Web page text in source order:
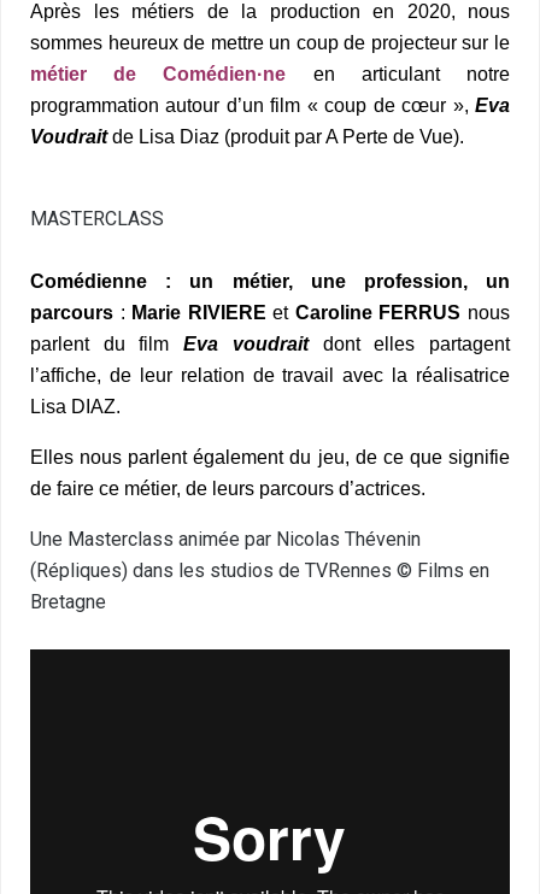
Après les métiers de la production en 2020, nous
sommes heureux de mettre un coup de projecteur sur le
métier de Comédien·ne en articulant notre
programmation autour d’un film « coup de cœur », Eva
Voudrait de Lisa Diaz (produit par A Perte de Vue).
MASTERCLASS
Comédienne : un métier, une profession, un
parcours : Marie RIVIERE et Caroline FERRUS nous
parlent du filmEva voudrait
dont elles partagent
l’affiche, de leur relation de travail avec la réalisatrice
Lisa DIAZ.
Elles nous parlent également du jeu, de ce que signifie
de faire ce métier, de leurs parcours d’actrices.
Une Masterclass animée par Nicolas Thévenin
(Répliques) dans les studios de TVRennes © Films en
Bretagne